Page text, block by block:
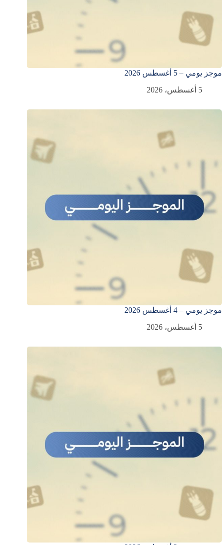
موجز يومي – 5 أغسطس 2026
5 أغسطس، 2026
موجز يومي – 4 أغسطس 2026
5 أغسطس، 2026